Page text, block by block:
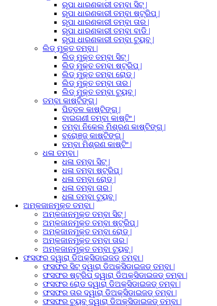
ରୂପା ଧାରଣକାରୀ ତମ୍ବା ସିଟ୍ |
ରୂପା ଧାରଣକାରୀ ତମ୍ବା ଷ୍ଟ୍ରିପ୍ |
ରୂପା ଧାରଣକାରୀ ତମ୍ବା ତାର |
ରୂପା ଧାରଣକାରୀ ତମ୍ବା ବାଡି |
ରୂପା ଧାରଣକାରୀ ତମ୍ବା ଟ୍ୟୁବ୍ |
ଲିଡ୍ ମୁକ୍ତ ତମ୍ବା |
ଲିଡ୍ ମୁକ୍ତ ତମ୍ବା ସିଟ୍ |
ଲିଡ୍ ମୁକ୍ତ ତମ୍ବା ଷ୍ଟ୍ରିପ୍ |
ଲିଡ୍ ମୁକ୍ତ ତମ୍ବା ରୋଡ୍ |
ଲିଡ୍ ମୁକ୍ତ ତମ୍ବା ତାର |
ଲିଡ୍ ମୁକ୍ତ ତମ୍ବା ଟ୍ୟୁବ୍ |
ତମ୍ବା କାଷ୍ଟିଙ୍ଗ୍ |
ପିତ୍ତଳ କାଷ୍ଟିଙ୍ଗ୍ |
ବାଇଗଣୀ ତମ୍ବା କାଷ୍ଟିଂ |
ତମ୍ବା ନିକେଲ୍ ମିଶ୍ରଣ କାଷ୍ଟିଙ୍ଗ୍ |
ବ୍ରୋଞ୍ଜ୍ କାଷ୍ଟିଙ୍ଗ୍ |
ତମ୍ବା ମିଶ୍ରଣ କାଷ୍ଟିଂ |
ଧଳା ତମ୍ବା |
ଧଳା ତମ୍ବା ସିଟ୍ |
ଧଳା ତମ୍ବା ଷ୍ଟ୍ରିପ୍ |
ଧଳା ତମ୍ବା ରୋଡ୍ |
ଧଳା ତମ୍ବା ତାର |
ଧଳା ତମ୍ବା ଟ୍ୟୁବ୍ |
ଅମ୍ଳଜାନମୁକ୍ତ ତମ୍ବା |
ଅମ୍ଳଜାନମୁକ୍ତ ତମ୍ବା ସିଟ୍ |
ଅମ୍ଳଜାନମୁକ୍ତ ତମ୍ବା ଷ୍ଟ୍ରିପ୍ |
ଅମ୍ଳଜାନମୁକ୍ତ ତମ୍ବା ରୋଡ୍ |
ଅମ୍ଳଜାନମୁକ୍ତ ତମ୍ବା ତାର |
ଅମ୍ଳଜାନମୁକ୍ତ ତମ୍ବା ଟ୍ୟୁବ୍ |
ଫସଫର ଦ୍ୱାରା ଡିଅକ୍ସିଡାଇଜଡ୍ ତମ୍ବା |
ଫସଫର ସିଟ୍ ଦ୍ୱାରା ଡିଅକ୍ସିଡାଇଜଡ୍ ତମ୍ବା |
ଫସଫର ଷ୍ଟ୍ରିପ୍ ଦ୍ୱାରା ଡିଅକ୍ସିଡାଇଜଡ୍ ତମ୍ବା |
ଫସଫର ରୋଡ ଦ୍ୱାରା ଡିଅକ୍ସିଡାଇଜଡ୍ ତମ୍ବା |
ଫସଫର ତାର ଦ୍ୱାରା ଡିଅକ୍ସିଡାଇଜଡ୍ ତମ୍ବା |
ଫସଫର ଟ୍ୟୁବ୍ ଦ୍ୱାରା ଡିଅକ୍ସିଡାଇଜଡ୍ ତମ୍ବା |